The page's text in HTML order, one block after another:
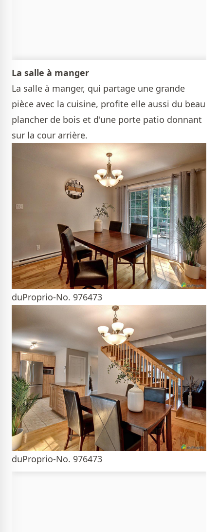
La salle à manger
La salle à manger, qui partage une grande
pièce avec la cuisine, profite elle aussi du beau
plancher de bois et d'une porte patio donnant
sur la cour arrière.
duProprio-No. 976473
duProprio-No. 976473